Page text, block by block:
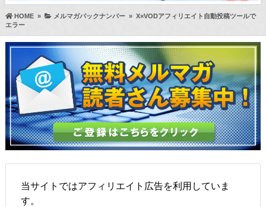
HOME» メルマガバックナンバー» X×VODアフィリエイト自動投稿ツールで
エラー
当サイトではアフィリエイト広告を利用していま
す。